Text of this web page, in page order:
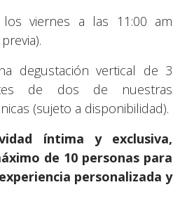
los viernes a las 11:00 am
degustación vertical de 3
de dos de nuestras
(sujeto a disponibilidad).
íntima y exclusiva,
de 10 personas para
personalizada y